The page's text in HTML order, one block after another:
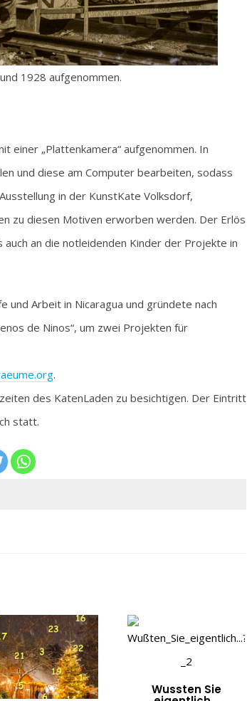
1928 aufgenommen.
einer „Plattenkamera“ aufgenommen. In
und diese am Computer bearbeiten, sodass
in der KunstKate Volksdorf,
zu diesen Motiven erworben werden. Der Erlös
auch an die notleidenden Kinder der Projekte in
Arbeit in Nicaragua und gründete nach
de Ninos“, um zwei Projekten für
.
des KatenLaden zu besichtigen. Der Eintritt
statt.
Wussten Sie